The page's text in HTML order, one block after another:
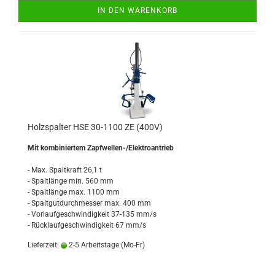
IN DEN WARENKORB
Holzspalter HSE 30-1100 ZE (400V)
Mit kombiniertem Zapfwellen-/Elektroantrieb
- Max. Spaltkraft 26,1 t
- Spaltlänge min. 560 mm
- Spaltlänge max. 1100 mm
- Spaltgutdurchmesser max. 400 mm
- Vorlaufgeschwindigkeit 37-135 mm/s
- Rücklaufgeschwindigkeit 67 mm/s
Lieferzeit: 2-5 Arbeitstage (Mo-Fr)